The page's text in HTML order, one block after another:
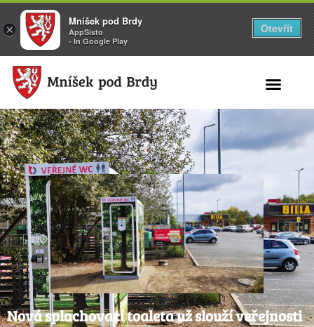
Nová splachovací toaleta už slouží veřejnosti
×
Mníšek pod Brdy
AppSisto
- In Google Play
Otevřít